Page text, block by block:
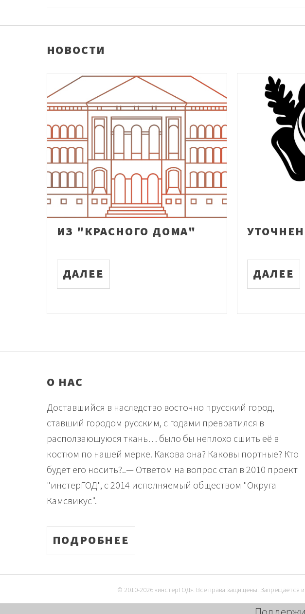
НОВОСТИ
ИЗ "КРАСНОГО ДОМА"
ДАЛЕЕ ДАЛЕЕ
О НАС
Доставшийся в наследство восточно прусский город,
ставший городом русским, с годами превратился в
расползающуюся ткань… было бы неплохо сшить её в
костюм по нашей мерке. Какова она? Каковы портные? Кто
будет его носить?..— Ответом на вопрос стал в 2010 проект
"инстерГОД", с 2014 исполняемый обществом "Округа
Камсвикус".
ПОДРОБНЕЕ
© 2010-2026 «инстерГОД». Все права защищены. Запрещается